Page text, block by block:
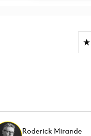
Roderick Mirande